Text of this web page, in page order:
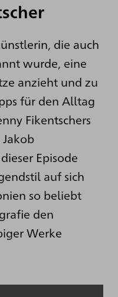
die auch
wurde, eine
anzieht und zu
für den Alltag
Fikentschers
Jakob
Episode
auf sich
so beliebt
den
Werke